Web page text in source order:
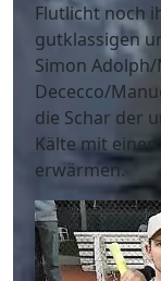
Flutlicht noch
gutklassigen
Simon
Dececco/
die Schar der
Kälte mit einer
erwärmen.